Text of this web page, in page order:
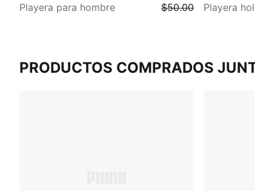
Playera para hombre
$50.00
Playera
PRODUCTOS COMPRADOS